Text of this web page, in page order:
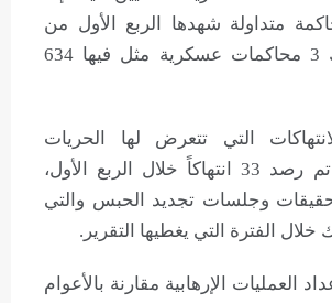
52 محاكمة متداولة شهدها الربع الأول من
العام كان هناك 3 محاكمات عسكرية مثل فيها 634
التي تتعرض لها الحريات
الإعلامية حيث تم رصد 33 انتهاكاً خلال الربع الأول،
وجلسات تجديد الحبس والتي
العمليات الإرهابية مقارنة بالأعوام